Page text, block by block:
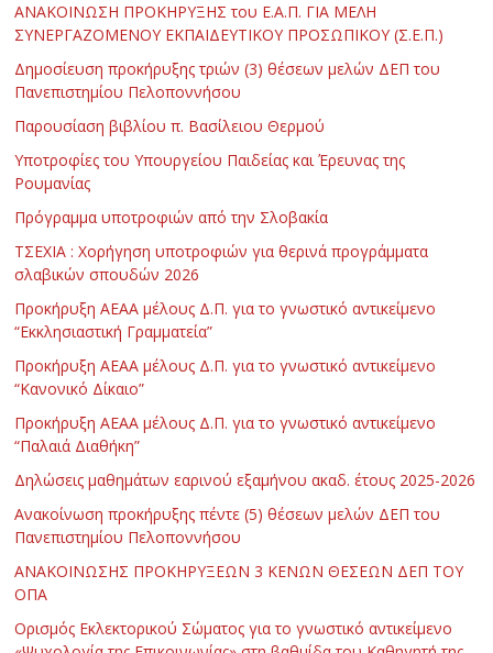
ΑΝΑΚΟΙΝΩΣΗ ΠΡΟΚΗΡΥΞΗΣ του Ε.Α.Π. ΓΙΑ ΜΕΛΗ
ΣΥΝΕΡΓΑΖΟΜΕΝΟΥ ΕΚΠΑΙΔΕΥΤΙΚΟΥ ΠΡΟΣΩΠΙΚΟΥ (Σ.Ε.Π.)
Δημοσίευση προκήρυξης τριών (3) θέσεων μελών ΔΕΠ του
Πανεπιστημίου Πελοποννήσου
Παρουσίαση βιβλίου π. Βασίλειου Θερμού
Υποτροφίες του Υπουργείου Παιδείας και Έρευνας της
Ρουμανίας
Πρόγραμμα υποτροφιών από την Σλοβακία
ΤΣΕΧΙΑ : Χορήγηση υποτροφιών για θερινά προγράμματα
σλαβικών σπουδών 2026
Προκήρυξη ΑΕΑΑ μέλους Δ.Π. για το γνωστικό αντικείμενο
“Εκκλησιαστική Γραμματεία”
Προκήρυξη ΑΕΑΑ μέλους Δ.Π. για το γνωστικό αντικείμενο
“Κανονικό Δίκαιο”
Προκήρυξη ΑΕΑΑ μέλους Δ.Π. για το γνωστικό αντικείμενο
“Παλαιά Διαθήκη”
Δηλώσεις μαθημάτων εαρινού εξαμήνου ακαδ. έτους 2025-2026
Ανακοίνωση προκήρυξης πέντε (5) θέσεων μελών ΔΕΠ του
Πανεπιστημίου Πελοποννήσου
ΑΝΑΚΟΙΝΩΣΗΣ ΠΡΟΚΗΡΥΞΕΩΝ 3 ΚΕΝΩΝ ΘΕΣΕΩΝ ΔΕΠ ΤΟΥ
ΟΠΑ
Ορισμός Εκλεκτορικού Σώματος για το γνωστικό αντικείμενο